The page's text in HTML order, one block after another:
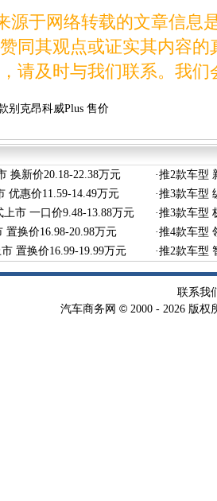
于网络转载的文章信息
同其观点或证实其内容
请及时与我们联系。我
别克昂科威Plus 售价
换新价20.18-22.38万元 ·推2款车型
优惠价11.59-14.49万元 ·推3款车型
市 一口价9.48-13.88万元 ·推3款车型
换价16.98-20.98万元 ·推4款车型
置换价16.99-19.99万元 ·推2款车型
联系我
汽车商务网 © 2000 - 2026 版权